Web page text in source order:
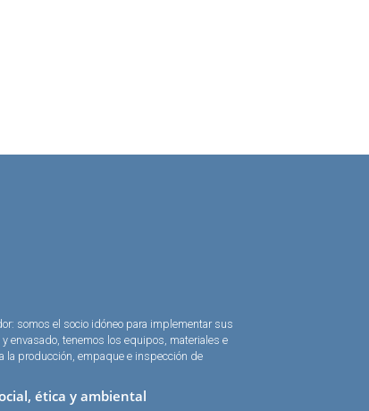
somos el socio idóneo para implementar sus
envasado, tenemos los equipos, materiales e
la producción, empaque e inspección de
ética y ambiental